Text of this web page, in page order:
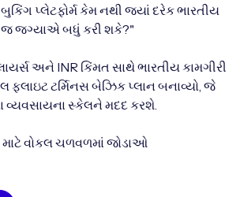
પ્લેટફોર્મ કેમ નથી જ્યાં દરેક ભારતીય
જગ્યાએ બધું કરી શકે?"
અને INR કિંમત સાથે ભારતીય કામગીરી
ફ્લાઇટ ટર્મિનસ બેઝિક પ્લાન બનાવ્યો, જે
વ્યવસાયના સ્કેલને મદદ કરશે.
વોકલ ચળવળમાં જોડાઓ